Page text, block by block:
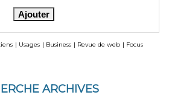
| Usages | Business | Revue de web | Focus
ARCHIVES